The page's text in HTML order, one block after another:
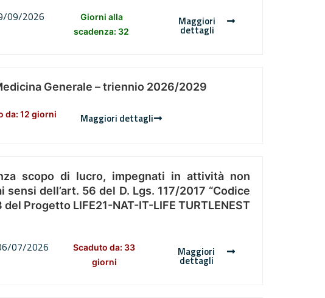
09/2026
Giorni alla
scadenza: 32
Maggiori
dettagli
Generale – triennio 2026/2029
da: 12 giorni Maggiori dettagli
scopo di lucro, impegnati in attività non
dell’art. 56 del D. Lgs. 117/2017 “Codice
Progetto LIFE21-NAT-IT-LIFE TURTLENEST
07/2026
Scaduto da: 33
giorni
Maggiori
dettagli